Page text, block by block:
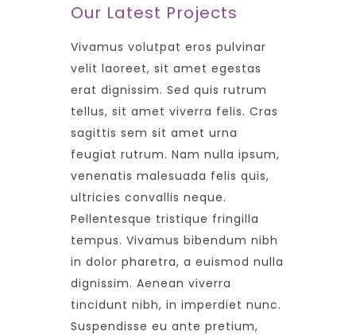
Our Latest Projects
Vivamus volutpat eros pulvinar
velit laoreet, sit amet egestas
erat dignissim. Sed quis rutrum
tellus, sit amet viverra felis. Cras
sagittis sem sit amet urna
feugiat rutrum. Nam nulla ipsum,
venenatis malesuada felis quis,
ultricies convallis neque.
Pellentesque tristique fringilla
tempus. Vivamus bibendum nibh
in dolor pharetra, a euismod nulla
dignissim. Aenean viverra
tincidunt nibh, in imperdiet nunc.
Suspendisse eu ante pretium,